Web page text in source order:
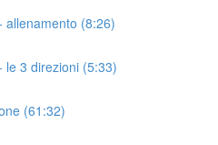
allenamento (8:26)
le 3 direzioni (5:33)
(61:32)